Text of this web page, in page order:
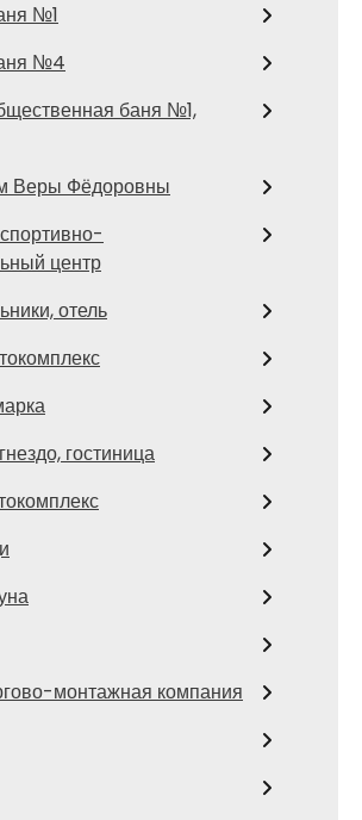
№1
№4
баня №1,
Веры Фёдоровны
центр
отель
гостиница
монтажная компания